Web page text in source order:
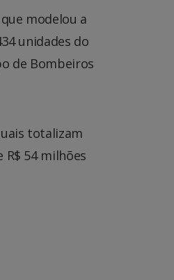
modelou a
unidades do
de Bombeiros
totalizam
54 milhões